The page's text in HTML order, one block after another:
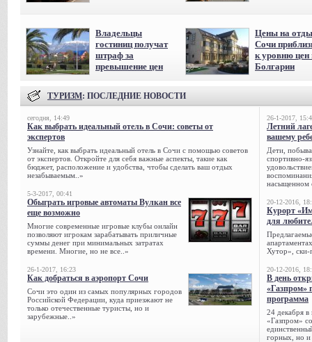
Владельцы
гостиниц получат
штраф за
превышение цен
Цены на
Сочи
к уровню цен
Болгарии
ТУРИЗМ: ПОСЛЕДНИЕ НОВОСТИ
сегодня, 14:49
Как выбрать идеальный отель в Сочи: советы от
экспертов
Узнайте, как выбрать идеальный отель в Сочи с помощью советов
от экспертов. Откройте для себя важные аспекты, такие как
бюджет, расположение и удобства, чтобы сделать ваш отдых
незабываемым..»
5-3-2017, 00:41
Обыграть игровые автоматы Вулкан все
еще возможно
Многие современные игровые клубы онлайн
позволяют игрокам зарабатывать приличные
суммы денег при минимальных затратах
времени. Многие, но не все..»
26-1-2017, 16:23
Как добраться в аэропорт Сочи
Сочи это один из самых популярных городов
Российской Федерации, куда приезжают не
только отечественные туристы, но и
зарубежные..»
26-1-2017,
Летний
вашему
Дети,
спортивно-
насыщенном
20-12-2016,
Курорт
для
Хутор», ски-
20-12-2016,
В день
«Газпром»
программа
24 декабря в
«Газпром»
горных, но